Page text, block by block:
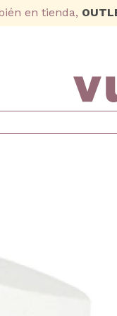
en tienda,